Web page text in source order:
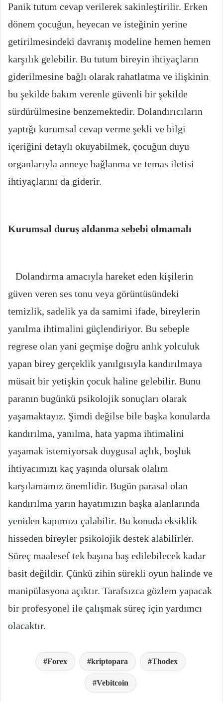
Panik tutum cevap verilerek sakinleştirilir. Erken
dönem çocuğun, heyecan ve isteğinin yerine
getirilmesindeki davranış modeline hemen hemen
karşılık gelebilir. Bu tutum bireyin ihtiyaçların
giderilmesine bağlı olarak rahatlatma ve ilişkinin
bu şekilde bakım verenle güvenli bir şekilde
sürdürülmesine benzemektedir. Dolandırıcıların
yaptığı kurumsal cevap verme şekli ve bilgi
içeriğini detaylı okuyabilmek, çocuğun duyu
organlarıyla anneye bağlanma ve temas iletisi
ihtiyaçlarını da giderir.
Kurumsal duruş aldanma sebebi olmamalı
Dolandırma amacıyla hareket eden kişilerin
güven veren ses tonu veya görüntüsündeki
temizlik, sadelik ya da samimi ifade, bireylerin
yanılma ihtimalini güçlendiriyor. Bu sebeple
regrese olan yani geçmişe doğru anlık yolculuk
yapan birey gerçeklik yanılgısıyla kandırılmaya
müsait bir yetişkin çocuk haline gelebilir. Bunu
paranın bugünkü psikolojik sonuçları olarak
yaşamaktayız. Şimdi değilse bile başka konularda
kandırılma, yanılma, hata yapma ihtimalini
yaşamak istemiyorsak duygusal açlık, boşluk
ihtiyacımızı kaç yaşında olursak olalım
karşılamamız önemlidir. Bugün parasal olan
kandırılma yarın hayatımızın başka alanlarında
yeniden kapımızı çalabilir. Bu konuda eksiklik
hisseden bireyler psikolojik destek alabilirler.
Süreç maalesef tek başına baş edilebilecek kadar
basit değildir. Çünkü zihin sürekli oyun halinde ve
manipülasyona açıktır. Tarafsızca gözlem yapacak
bir profesyonel ile çalışmak süreç için yardımcı
olacaktır.
Forex kriptopara Thodex
Vebitcoin